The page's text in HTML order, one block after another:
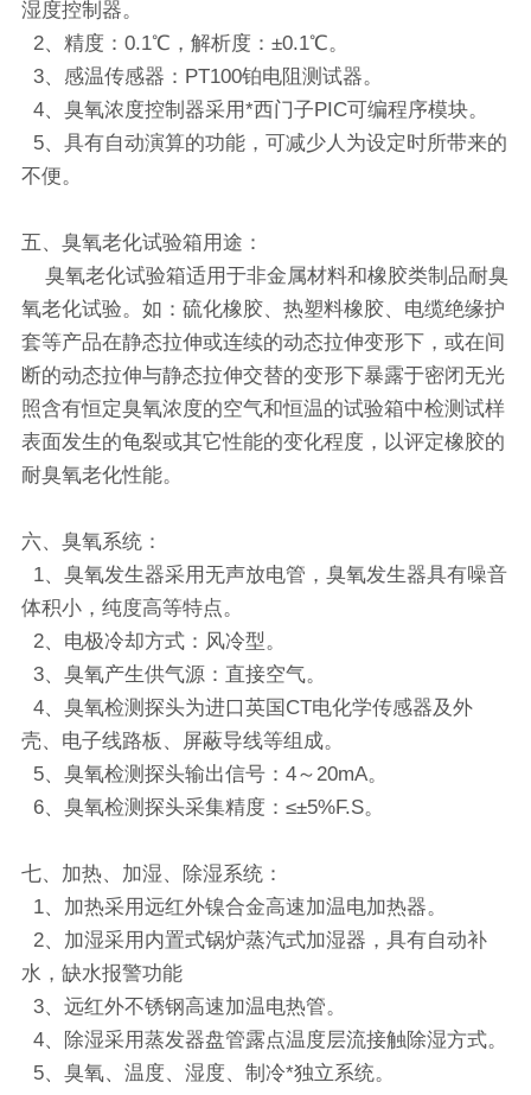
湿度控制器。
2、精度：0.1℃，解析度：±0.1℃。
3、感温传感器：PT100铂电阻测试器。
4、臭氧浓度控制器采用*西门子PIC可编程序模块。
5、具有自动演算的功能，可减少人为设定时所带来的
不便。
五、臭氧老化试验箱用途：
臭氧老化试验箱适用于非金属材料和橡胶类制品耐臭
氧老化试验。如：硫化橡胶、热塑料橡胶、电缆绝缘护
套等产品在静态拉伸或连续的动态拉伸变形下，或在间
断的动态拉伸与静态拉伸交替的变形下暴露于密闭无光
照含有恒定臭氧浓度的空气和恒温的试验箱中检测试样
表面发生的龟裂或其它性能的变化程度，以评定橡胶的
耐臭氧老化性能。
六、臭氧系统：
1、臭氧发生器采用无声放电管，臭氧发生器具有噪音
体积小，纯度高等特点。
2、电极冷却方式：风冷型。
3、臭氧产生供气源：直接空气。
4、臭氧检测探头为进口英国CT电化学传感器及外
壳、电子线路板、屏蔽导线等组成。
5、臭氧检测探头输出信号：4～20mA。
6、臭氧检测探头采集精度：≤±5%F.S。
七、加热、加湿、除湿系统：
1、加热采用远红外镍合金高速加温电加热器。
2、加湿采用内置式锅炉蒸汽式加湿器，具有自动补
水，缺水报警功能
3、远红外不锈钢高速加温电热管。
4、除湿采用蒸发器盘管露点温度层流接触除湿方式。
5、臭氧、温度、湿度、制冷*独立系统。